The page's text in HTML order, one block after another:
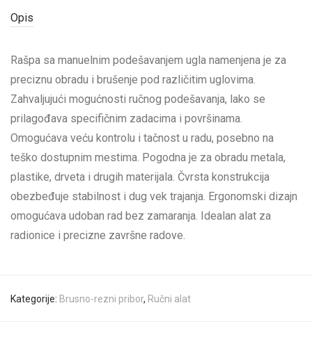
Opis
Rašpa sa manuelnim podešavanjem ugla namenjena je za
preciznu obradu i brušenje pod različitim uglovima.
Zahvaljujući mogućnosti ručnog podešavanja, lako se
prilagođava specifičnim zadacima i površinama.
Omogućava veću kontrolu i tačnost u radu, posebno na
teško dostupnim mestima. Pogodna je za obradu metala,
plastike, drveta i drugih materijala. Čvrsta konstrukcija
obezbeđuje stabilnost i dug vek trajanja. Ergonomski dizajn
omogućava udoban rad bez zamaranja. Idealan alat za
radionice i precizne završne radove.
Kategorije: Brusno-rezni pribor, Ručni alat